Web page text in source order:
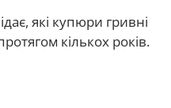
які купюри гривні
кількох років.